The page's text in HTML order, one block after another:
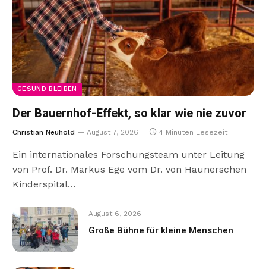
GESUND BLEIBEN
Der Bauernhof-Effekt, so klar wie nie zuvor
Christian Neuhold August 7, 2026 4 Minuten Lesezeit
Ein internationales Forschungsteam unter Leitung
von Prof. Dr. Markus Ege vom Dr. von Haunerschen
Kinderspital…
August 6, 2026
Große Bühne für kleine Menschen